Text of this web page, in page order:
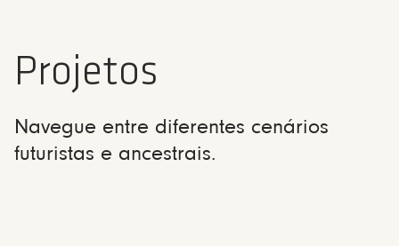
Projetos
Navegue entre diferentes cenários
futuristas e ancestrais.